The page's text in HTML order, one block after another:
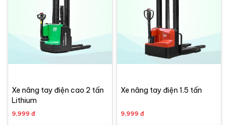
Xe nâng tay điện cao 2 tấn
Lithium
9,999 đ
Xe nâng tay điện 1.5 tấn
9,999 đ